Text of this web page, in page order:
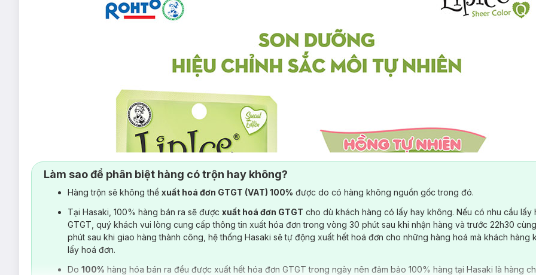
Làm sao để phân biệt hàng có trộn hay không?
Hàng trộn sẽ không thể xuất hoá đơn GTGT (VAT) 100% được do có hàng không nguồn gốc trong đó.
Tại Hasaki, 100% hàng bán ra sẽ được xuất hoá đơn GTGT cho dù khách hàng có lấy hay không. Nếu có nhu cầu lấy
GTGT, quý khách vui lòng cung cấp thông tin xuất hóa đơn trong vòng 30 phút sau khi nhận hàng và trước 22h30
phút sau khi giao hàng thành công, hệ thống Hasaki sẽ tự động xuất hết hoá đơn cho những hàng hoá mà khách hàng
lấy hoá đơn.
Do 100% hàng hóa bán ra đều được xuất hết hóa đơn GTGT trong ngày nên đảm bảo 100% hàng tại Hasaki là hàng